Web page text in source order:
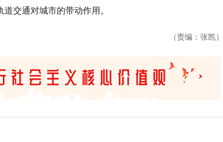
交通对城市的带动作用。
（责编：张凯）